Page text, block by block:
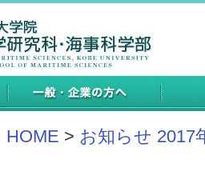
HOME > お知らせ 2017